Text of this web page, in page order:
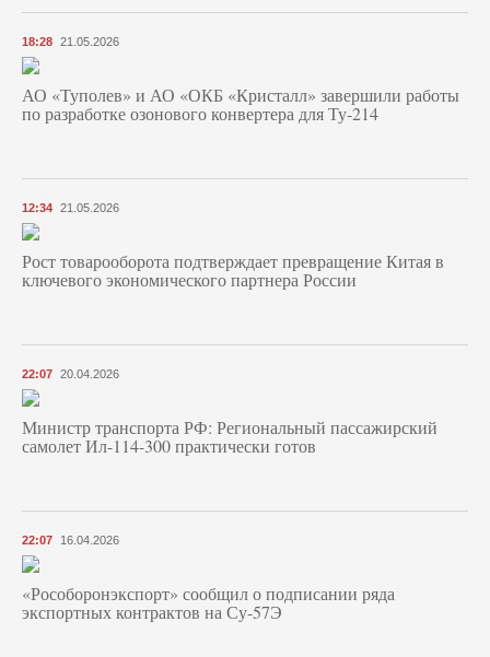
18:28 21.05.2026
АО «Туполев» и АО «ОКБ «Кристалл» завершили работы
по разработке озонового конвертера для Ту-214
12:34 21.05.2026
Рост товарооборота подтверждает превращение Китая в
ключевого экономического партнера России
22:07 20.04.2026
Министр транспорта РФ: Региональный пассажирский
самолет Ил-114-300 практически готов
22:07 16.04.2026
«Рособоронэкспорт» сообщил о подписании ряда
экспортных контрактов на Су-57Э